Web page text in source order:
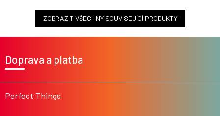
ZOBRAZIT VŠECHNY SOUVISEJÍCÍ PRODUKTY
t
Perfect Things
Doprava a platba